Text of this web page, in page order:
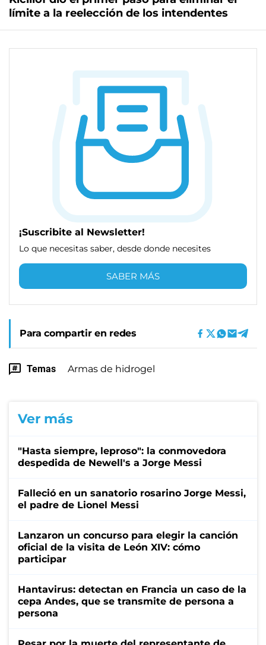
límite a la reelección de los intendentes
¡Suscribite al Newsletter!
Lo que necesitas saber, desde donde necesites
SABER MÁS
Para compartir en redes
Temas Armas de hidrogel
Ver más
"Hasta siempre, leproso": la conmovedora
despedida de Newell's a Jorge Messi
Falleció en un sanatorio rosarino Jorge Messi,
el padre de Lionel Messi
Lanzaron un concurso para elegir la canción
oficial de la visita de León XIV: cómo
participar
Hantavirus: detectan en Francia un caso de la
cepa Andes, que se transmite de persona a
persona